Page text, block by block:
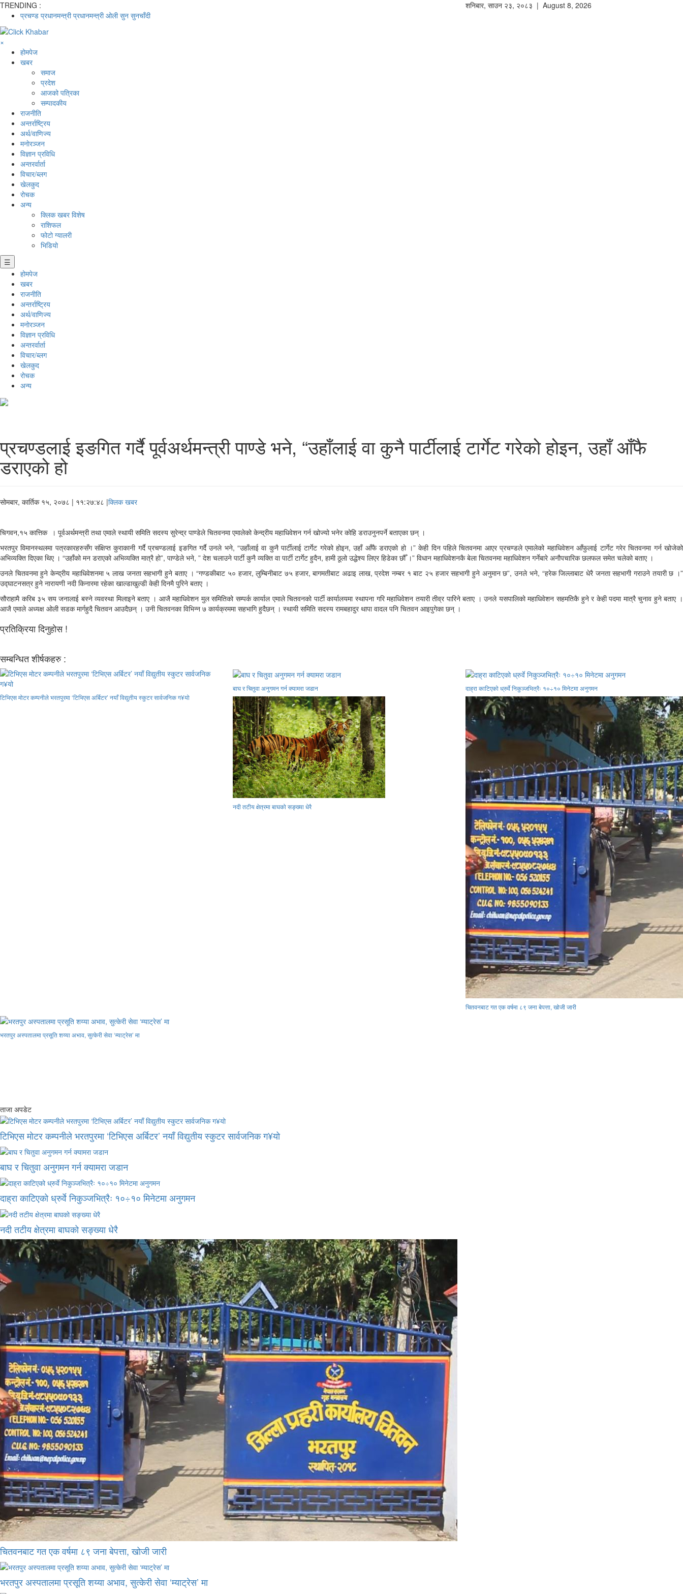
TRENDING :
प्रचण्ड प्रधानमन्त्री प्रधानमन्त्री ओली सुन सुनचाँदी
शनिबार, साउन २३, २०८३ | August 8, 2026
×
होमपेज
खबर
समाज
प्रदेश
आजको पत्रिका
सम्पादकीय
राजनीति
अन्तर्राष्ट्रिय
अर्थ/वाणिज्य
मनाेरञ्जन
विज्ञान प्रविधि
अन्तरर्वार्ता
विचार/ब्लग
खेलकुद
रोचक
अन्य
क्लिक खबर विशेष
राशिफल
फोटो ग्यालरी
भिडियो
☰
होमपेज
खबर
राजनीति
अन्तर्राष्ट्रिय
अर्थ/वाणिज्य
मनाेरञ्जन
विज्ञान प्रविधि
अन्तरर्वार्ता
विचार/ब्लग
खेलकुद
रोचक
अन्य
प्रचण्डलाई इङगित गर्दै पूर्वअर्थमन्त्री पाण्डे भने, “उहाँलाई वा कुनै पार्टीलाई टार्गेट गरेको होइन, उहाँ आँफै
डराएको हो
सोमबार, कार्तिक १५, २०७८ | ११:२७:४८ |क्लिक खबर
चिगवन,१५ कात्तिक । पूर्वअर्थमन्त्री तथा एमाले स्थायी समिति सदस्य सुरेन्द्र पाण्डेले चितवनमा एमालेको केन्द्रीय महाधिवेशन गर्न खोज्यो भनेर कोहि डराउनुनपर्ने बताएका छन् ।
भरतपुर विमानस्थलमा पत्रकारहरुसँग संक्षिप्त कुराकानी गर्दै प्रचण्डलाई इङगित गर्दै उनले भने, “उहाँलाई वा कुनै पार्टीलाई टार्गेट गरेको होइन, उहाँ आँफै डराएको हो ।” केही दिन पहिले चितवनमा आएर प्रचण्डले एमालेको महाधिवेशन आँफुलाई टार्गेट गरेर चितवनमा गर्न खोजेको
अभिव्यक्ति दिएका थिए । “उहाँको मन डराएको अभिव्यक्ति मात्रै हो”, पाण्डेले भने, ” देश चलाउने पार्टी कुनै व्यक्ति वा पार्टी टार्गेट हुदैन, हामी ठूलो उद्धेश्य लिएर हिडेका छौँ ।” विधान महाधिवेशनकै बेला चितवनमा महाधिवेशन गर्नेबारे अनौपचारिक छलफल समेत चलेको बताए ।
उनले चितवनमा हुने केन्द्रीय महाधिवेशनमा ५ लाख जनता सहभागी हुने बताए । “गण्डकीबाट ५० हजार, लुम्बिनीबाट ७५ हजार, बागमतीबाट अढाइ लाख, प्रदेश नम्बर १ बाट २५ हजार सहभागी हुने अनुमान छ”, उनले भने, “हरेक जिल्लाबाट धेरै जनता सहभागी गराउने तयारी छ ।”
उद्घाटनसत्र हुने नारायणी नदी किनारमा रहेका खाल्डाखुल्डी केही दिनमै पुरिने बताए ।
सौराहामै करिब ३५ सय जनालाई बस्ने व्यवस्था मिलाइने बताए । आजै महाधिवेशन मुल समितिको सम्पर्क कार्याल एमाले चितवनको पार्टी कार्यालयमा स्थापना गरि महाधिवेशन तयारी तीव्र पारिने बताए । उनले यसपालिको महाधिवेशन सहमतिकै हुने र केही पदमा मात्रै चुनाव हुने बताए ।
आजै एमाले अध्यक्ष ओली सडक मार्गहुदै चितवन आउदैछन् । उनी चितवनका विभिन्न ७ कार्यक्रममा सहभागि हुदैछन् । स्थायी समिति सदस्य रामबहादुर थापा वादल पनि चितवन आइपुगेका छन् ।
प्रतिक्रिया दिनुहोस !
सम्बन्धित शीर्षकहरु :
टिभिएस मोटर कम्पनीले भरतपुरमा ‘टिभिएस अर्बिटर’ नयाँ विद्युतीय स्कुटर सार्वजनिक ग¥यो
बाघ र चितुवा अनुगमन गर्न क्यामरा जडान दाह्रा काटिएको ध्रुर्वे निकुञ्जभित्रैः १०÷१० मिनेटमा अनुगमन
नदी तटीय क्षेत्रमा बाघको सङ्ख्या धेरै
चितवनबाट गत एक वर्षमा ८९ जना बेपत्ता, खोजी जारी
भरतपुर अस्पतालमा प्रसूति शय्या अभाव, सुत्केरी सेवा ‘म्याट्रेस’ मा
ताजा अपडेट
टिभिएस मोटर कम्पनीले भरतपुरमा ‘टिभिएस अर्बिटर’ नयाँ विद्युतीय स्कुटर सार्वजनिक ग¥यो
बाघ र चितुवा अनुगमन गर्न क्यामरा जडान
दाह्रा काटिएको ध्रुर्वे निकुञ्जभित्रैः १०÷१० मिनेटमा अनुगमन
नदी तटीय क्षेत्रमा बाघको सङ्ख्या धेरै
चितवनबाट गत एक वर्षमा ८९ जना बेपत्ता, खोजी जारी
भरतपुर अस्पतालमा प्रसूति शय्या अभाव, सुत्केरी सेवा ‘म्याट्रेस’ मा